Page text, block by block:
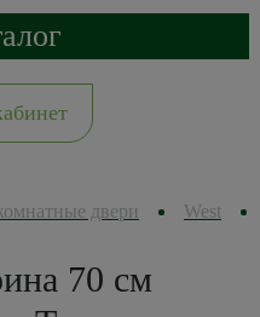
двери West
70 см